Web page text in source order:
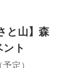
と山】森
ト
定）